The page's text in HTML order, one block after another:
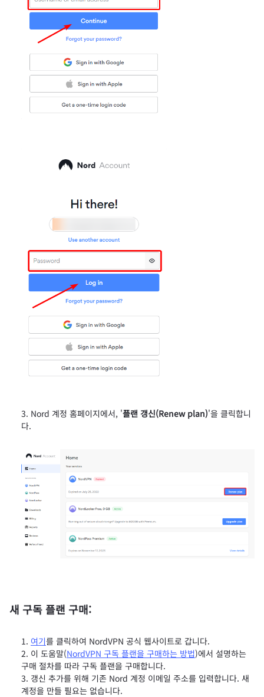
Nord 계정 홈페이지에서, '플랜 갱신(Renew plan)'을 클릭합니
다.
새 구독 플랜 구매:
여기를 클릭하여 NordVPN 공식 웹사이트로 갑니다.
이 도움말(NordVPN 구독 플랜을 구매하는 방법)에서 설명하는
구매 절차를 따라 구독 플랜을 구매합니다.
갱신 추가를 위해 기존 Nord 계정 이메일 주소를 입력합니다. 새
계정을 만들 필요는 없습니다.